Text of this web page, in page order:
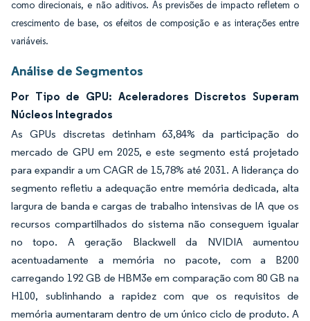
como direcionais, e não aditivos. As previsões de impacto refletem o
crescimento de base, os efeitos de composição e as interações entre
variáveis.
Análise de Segmentos
Por Tipo de GPU: Aceleradores Discretos Superam
Núcleos Integrados
As GPUs discretas detinham 63,84% da participação do
mercado de GPU em 2025, e este segmento está projetado
para expandir a um CAGR de 15,78% até 2031. A liderança do
segmento refletiu a adequação entre memória dedicada, alta
largura de banda e cargas de trabalho intensivas de IA que os
recursos compartilhados do sistema não conseguem igualar
no topo. A geração Blackwell da NVIDIA aumentou
acentuadamente a memória no pacote, com a B200
carregando 192 GB de HBM3e em comparação com 80 GB na
H100, sublinhando a rapidez com que os requisitos de
memória aumentaram dentro de um único ciclo de produto. A